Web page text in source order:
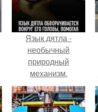
Язык дятла -
необычный
природный
механизм.